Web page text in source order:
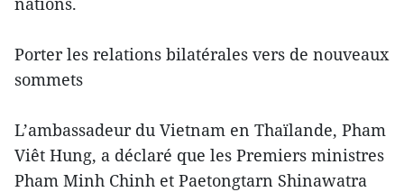
Porter les relations bilatérales vers de nouveaux
sommets
L’ambassadeur du Vietnam en Thaïlande, Pham
Viêt Hung, a déclaré que les Premiers ministres
Pham Minh Chinh et Paetongtarn Shinawatra